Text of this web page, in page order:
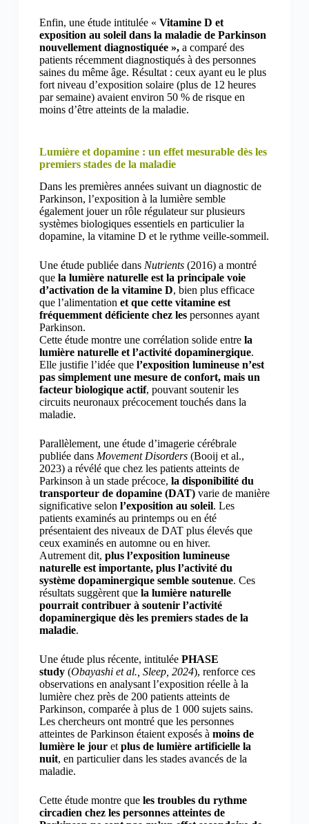
Enfin, une étude intitulée « Vitamine D et
exposition au soleil dans la maladie de Parkinson
nouvellement diagnostiquée », a comparé des
patients récemment diagnostiqués à des personnes
saines du même âge. Résultat : ceux ayant eu le plus
fort niveau d’exposition solaire (plus de 12 heures
par semaine) avaient environ 50 % de risque en
moins d’être atteints de la maladie.
Lumière et dopamine : un effet mesurable dès les
premiers stades de la maladie
Dans les premières années suivant un diagnostic de
Parkinson, l’exposition à la lumière semble
également jouer un rôle régulateur sur plusieurs
systèmes biologiques essentiels en particulier la
dopamine, la vitamine D et le rythme veille-sommeil.
Une étude publiée dans Nutrients(2016) a montré
que la lumière naturelle est la principale voie
d’activation de la vitamine D, bien plus efficace
que l’alimentation et que cette vitamine est
fréquemment déficiente chez lespersonnes ayant
Parkinson.
Cette étude montre une corrélation solide entre la
lumière naturelle et l’activité dopaminergique.
Elle justifie l’idée que l’exposition lumineuse n’est
pas simplement une mesure de confort, mais un
facteur biologique actif, pouvant soutenir les
circuits neuronaux précocement touchés dans la
maladie.
Parallèlement, une étude d’imagerie cérébrale
publiée dans Movement Disorders(Booij et al.,
2023) a révélé que chez les patients atteints de
Parkinson à un stade précoce, la disponibilité du
transporteur de dopamine (DAT)varie de manière
significative selon l’exposition au soleil. Les
patients examinés au printemps ou en été
présentaient des niveaux de DAT plus élevés que
ceux examinés en automne ou en hiver.
Autrement dit, plus l’exposition lumineuse
naturelle est importante, plus l’activité du
système dopaminergique semble soutenue. Ces
résultats suggèrent que la lumière naturelle
pourrait contribuer à soutenir l’activité
dopaminergique dès les premiers stades de la
maladie.
Une étude plus récente, intitulée PHASE
study(Obayashi et al., Sleep, 2024), renforce ces
observations en analysant l’exposition réelle à la
lumière chez près de 200 patients atteints de
Parkinson, comparée à plus de 1 000 sujets sains.
Les chercheurs ont montré que les personnes
atteintes de Parkinson étaient exposés à moins de
lumière le jouretplus de lumière artificielle la
nuit, en particulier dans les stades avancés de la
maladie.
Cette étude montre que les troubles du rythme
circadien chez les personnes atteintes de